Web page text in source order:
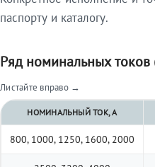
паспорту и каталогу.
Ряд номинальных токов
Листайте вправо →
НОМИНАЛЬНЫЙ ТОК, А
800, 1000, 1250, 1600, 2000